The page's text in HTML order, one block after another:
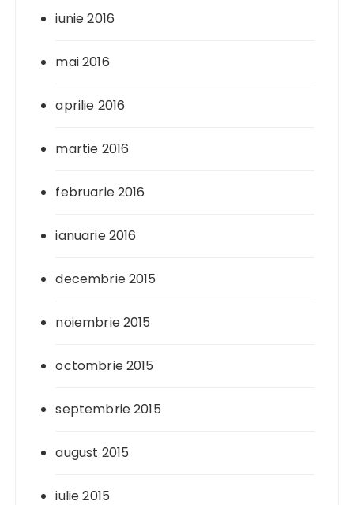
iunie 2016
mai 2016
aprilie 2016
martie 2016
februarie 2016
ianuarie 2016
decembrie 2015
noiembrie 2015
octombrie 2015
septembrie 2015
august 2015
iulie 2015